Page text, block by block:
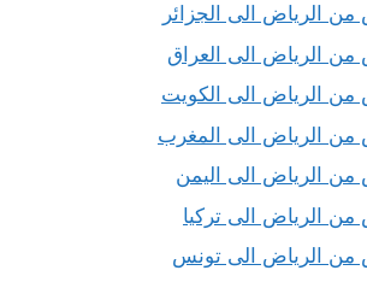
الرياض الى الجزائر
الرياض الى العراق
الرياض الى الكويت
الرياض الى المغرب
الرياض الى اليمن
الرياض الى تركيا
الرياض الى تونس